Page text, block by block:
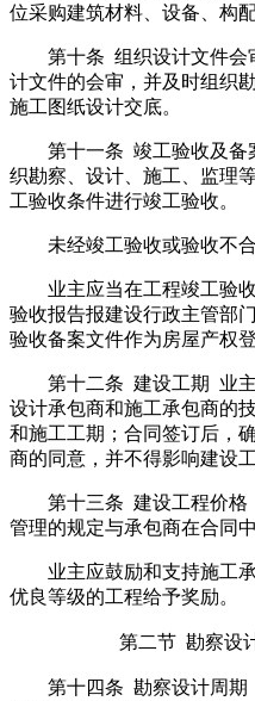
位采购建筑材料、设备、构配
第十条 组织设计文件
计文件的会审，并及时组织
施工图纸设计交底。
第十一条 竣工验收及备
织勘察、设计、施工、监理
工验收条件进行竣工验收。
未经竣工验收或验收不
业主应当在工程竣工验
验收报告报建设行政主管部
验收备案文件作为房屋产权
第十二条 建设工期 业
设计承包商和施工承包商的
和施工工期；合同签订后，
商的同意，并不得影响建设工
第十三条 建设工程价格
管理的规定与承包商在合同
业主应鼓励和支持施工
优良等级的工程给予奖励。
第二节 勘察设
第十四条 勘察设计周期